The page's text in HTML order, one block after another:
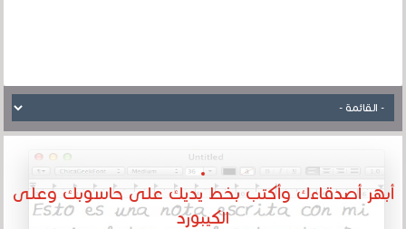
أبهر أصدقاءك وأكتب بخط يديك على حاسوبك وعلى
الكيبورد